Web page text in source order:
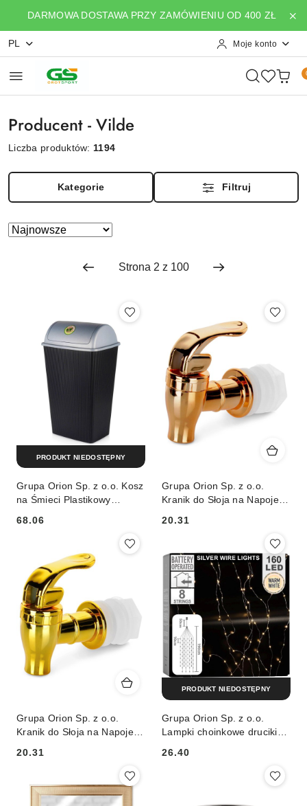
Przejdź do treści głównej
Przejdź do wyszukiwarki
Przejdź do moje konto
Przejdź do menu głównego
Przejdź do stopki
DARMOWA DOSTAWA PRZY ZAMÓWIENIU OD 400 ZŁ
PL Moje konto
Producent - Vilde
Liczba produktów: 1194
Kategorie Filtruj
Zastosowano
Sortuj
Grupa Orion Sp. z o.o. Kosz
na Śmieci Plastikowy
Wytrzymały i Pojemny
68.06
PRODUKT NIEDOSTĘPNY
Grupa Orion Sp. z o.o.
Kranik do Słoja na Napoje
Praktyczny na Co Dzień
20.31
Grupa Orion Sp. z o.o.
Kranik do Słoja na Napoje
Praktyczny na Co Dzień
Cena:
20.31
Grupa Orion Sp. z o.o.
Lampki choinkowe druciki
Cena:
26.40
PRODUKT NIEDOSTĘPNY